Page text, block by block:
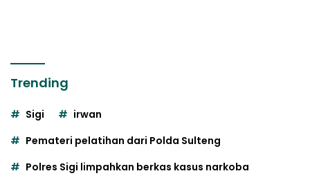
Trending
Sigi
irwan
Pemateri pelatihan dari Polda Sulteng
Polres Sigi limpahkan berkas kasus narkoba